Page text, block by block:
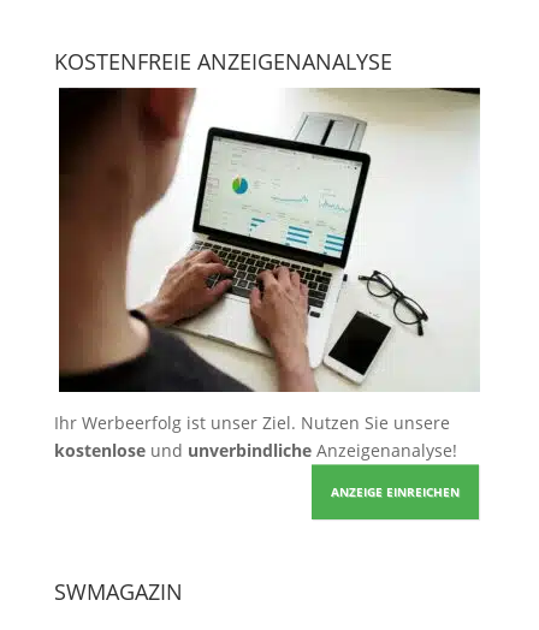
KOSTENFREIE ANZEIGENANALYSE
Ihr Werbeerfolg ist unser Ziel. Nutzen Sie unsere
kostenloseund unverbindlicheAnzeigenanalyse!
ANZEIGE EINREICHEN
SWMAGAZIN